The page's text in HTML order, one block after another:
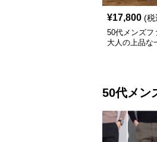
¥17,800 (税
50代メンズフ
大人の上品な
50代メン